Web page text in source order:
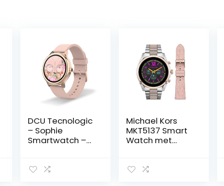
DCU Tecnologic
– Sophie
Smartwatch –
roségoud met
Michael Kors
MKT5137 Smart
Watch met
maat,zilver